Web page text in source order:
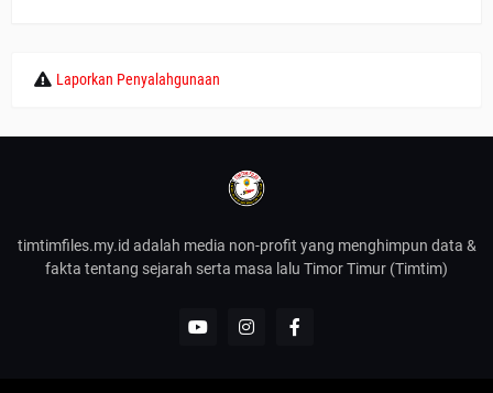
Laporkan Penyalahgunaan
timtimfiles.my.id adalah media non-profit yang menghimpun data &
fakta tentang sejarah serta masa lalu Timor Timur (Timtim)